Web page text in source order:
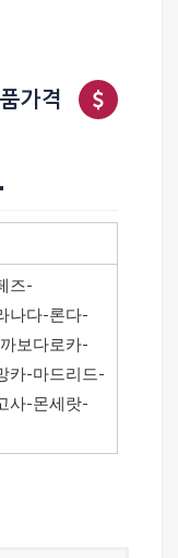
가격
즈-
나다-론다-
보다로카-
카-마드리드-
사-몬세랏-